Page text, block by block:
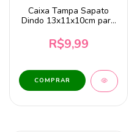
Caixa Tampa Sapato
Dindo 13x11x10cm para
R$9,99